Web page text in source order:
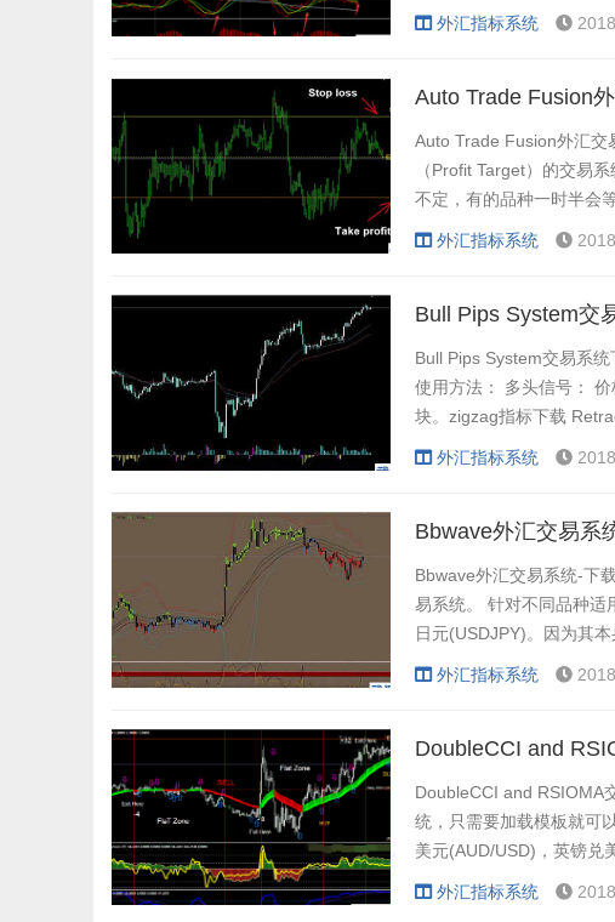
理，通过衡量股价的动能
外汇指标系统
Auto Trade Fusion
Auto Trade Fusion外汇交
（Profit Target）的交易
不定，有的品种一时半会
的时间周期是：5分钟图
外汇指标系统
Bull Pips System交
Bull Pips System交易系
使用方法： 多头信号：
块。zigzag指标下载
蓝柱。 在之后一根K线开
外汇指标系统
Bbwave外汇交易系
Bbwave外汇交易系统-下
易系统。 针对不同品种适
日元(USDJPY)。因为其
稍等短一点周期的趋势波
外汇指标系统
DoubleCCI and
DoubleCCI and RSIOMA
统，只需要加载模板就可
美元(AUD/USD)，英镑兑
指标： 2MAcrossover（
外汇指标系统